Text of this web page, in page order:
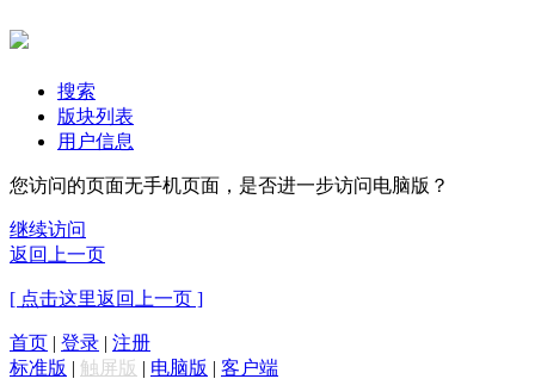
搜索
版块列表
用户信息
您访问的页面无手机页面，是否进一步访问电脑版？
继续访问
返回上一页
[ 点击这里返回上一页 ]
首页 | 登录 | 注册
标准版 | 触屏版 | 电脑版 | 客户端